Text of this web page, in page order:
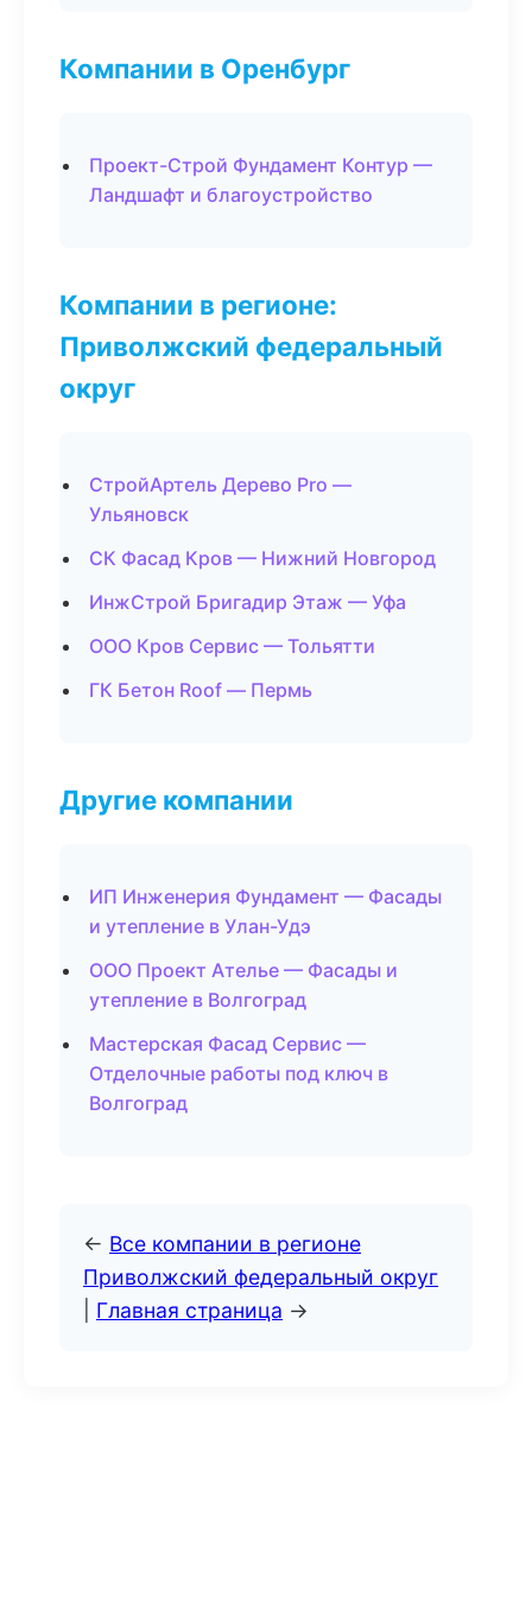
Компании в Оренбург
Проект-Строй Фундамент Контур —
Ландшафт и благоустройство
Компании в регионе:
Приволжский федеральный
округ
СтройАртель Дерево Pro —
Ульяновск
СК Фасад Кров — Нижний Новгород
ИнжСтрой Бригадир Этаж — Уфа
ООО Кров Сервис — Тольятти
ГК Бетон Roof — Пермь
Другие компании
ИП Инженерия Фундамент — Фасады
и утепление в Улан-Удэ
ООО Проект Ателье — Фасады и
утепление в Волгоград
Мастерская Фасад Сервис —
Отделочные работы под ключ в
Волгоград
← Все компании в регионе
Приволжский федеральный округ
Главная страница →